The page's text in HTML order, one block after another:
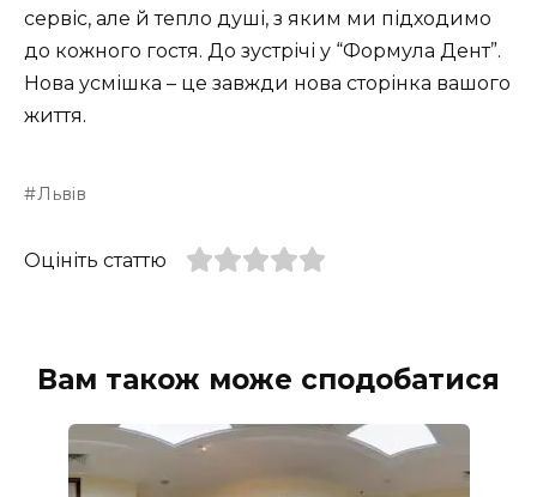
сервіс, але й тепло душі, з яким ми підходимо
до кожного гостя. До зустрічі у “Формула Дент”.
Нова усмішка – це завжди нова сторінка вашого
життя.
Львів
Оцініть статтю
Вам також може сподобатися